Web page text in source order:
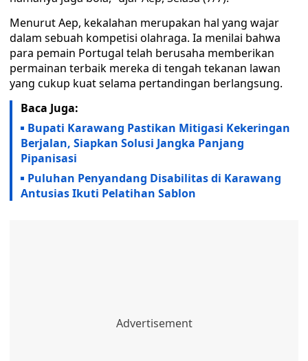
Menurut Aep, kekalahan merupakan hal yang wajar
dalam sebuah kompetisi olahraga. Ia menilai bahwa
para pemain Portugal telah berusaha memberikan
permainan terbaik mereka di tengah tekanan lawan
yang cukup kuat selama pertandingan berlangsung.
Baca Juga:
Bupati Karawang Pastikan Mitigasi Kekeringan
Berjalan, Siapkan Solusi Jangka Panjang
Pipanisasi
Puluhan Penyandang Disabilitas di Karawang
Antusias Ikuti Pelatihan Sablon